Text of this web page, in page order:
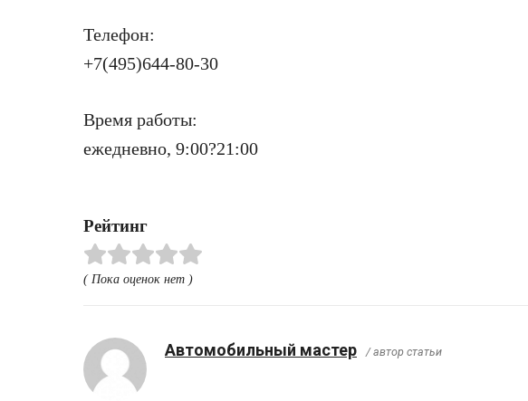
Телефон:
+7(495)644-80-30
Время работы:
ежедневно, 9:00?21:00
Рейтинг
( Пока оценок нет )
Автомобильный мастер / автор статьи